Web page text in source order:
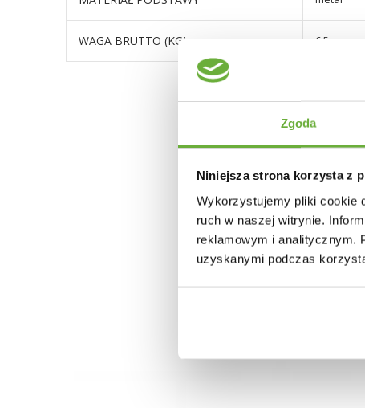
Zgoda
Niniejsza strona korzysta z
Wykorzystujemy pliki cookie
ruch w naszej witrynie.
reklamowym i analitycznym.
uzyskanymi podczas
WAGA BRUTTO (KG) 6,5